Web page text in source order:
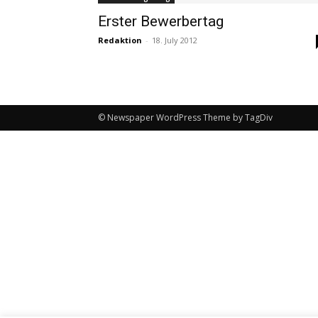
Erster Bewerbertag
Redaktion - 18. July 2012
© Newspaper WordPress Theme by TagDiv